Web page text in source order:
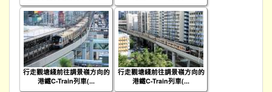
行走觀塘綫前往調景嶺方向的
港鐵C-Train列車(...
行走觀塘綫前往調景嶺方向的
港鐵C-Train列車(...